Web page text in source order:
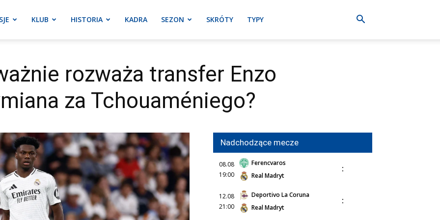
KLUB HISTORIA KADRA SEZON SKRÓTY TYPY
rozważa transfer Enzo
za Tchouaméniego?
Nadchodzące mecze
08.08
19:00
Ferencvaros
Real Madryt
:
12.08
21:00
Deportivo La Coruna
Real Madryt
: